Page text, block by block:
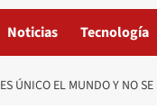
Noticias Tecnología
ÚNICO EL MUNDO Y NO